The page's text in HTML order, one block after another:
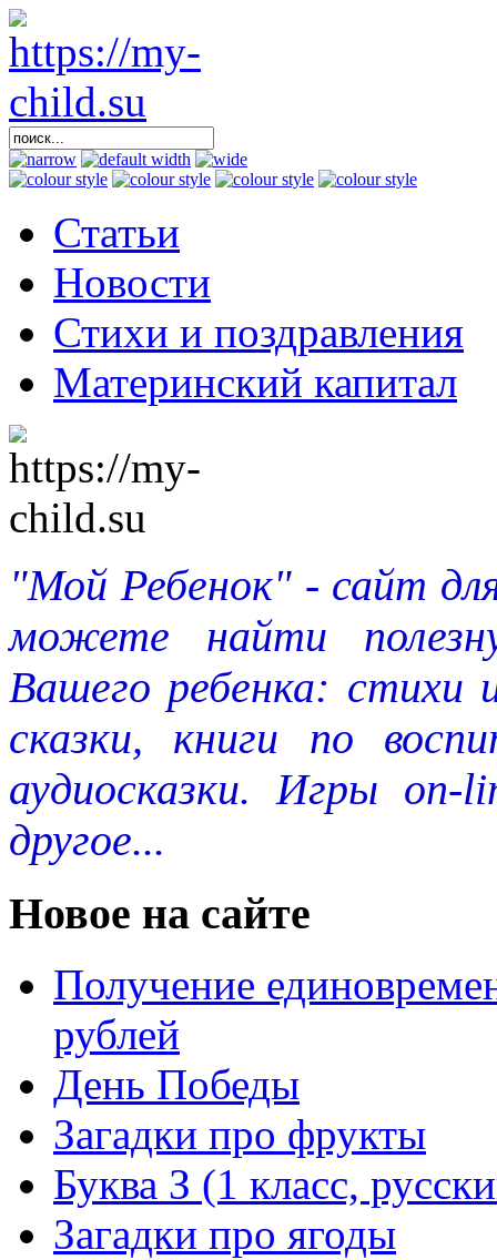
Статьи
Новости
Стихи и поздравления
Материнский капитал
"Мой Ребенок" - сайт
можете найти
Вашего ребенка: стихи
сказки, книги по
аудиосказки. Игры
другое...
Новое на сайте
Получение
рублей
День Победы
Загадки про фрукты
Буква З (1 класс,
Загадки про ягоды